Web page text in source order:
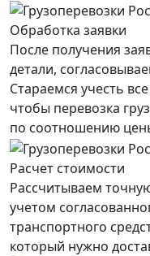
Обработка заявки
После получения
детали,
Стараемся учесть
чтобы перевозка
по соотношению
Расчет стоимости
Рассчитываем
учетом
транспортного
который нужно